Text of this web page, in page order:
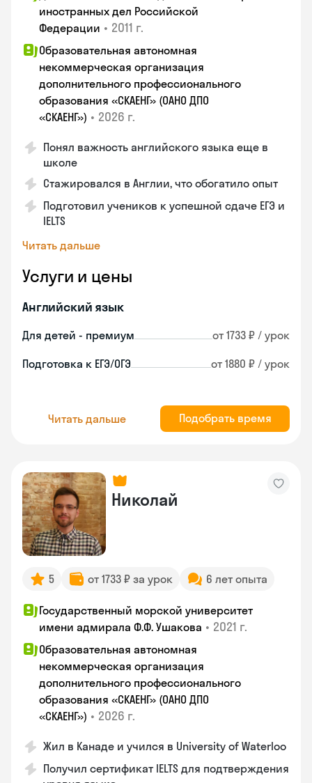
иностранных дел Российской
Федерации • 2011 г.
Образовательная автономная
некоммерческая организация
дополнительного профессионального
образования «СКАЕНГ» (ОАНО ДПО
«СКАЕНГ») • 2026 г.
Понял важность английского языка еще в
школе
Стажировался в Англии, что обогатило опыт
Подготовил учеников к успешной сдаче ЕГЭ и
IELTS
Читать дальше
Услуги и цены
Английский язык
Для детей - премиум от 1733 ₽ / урок
Подготовка к ЕГЭ/ОГЭ от 1880 ₽ / урок
Читать дальше Подобрать время
Николай
5 от 1733 ₽ за урок 6 лет опыта
Государственный морской университет
имени адмирала Ф.Ф. Ушакова • 2021 г.
Образовательная автономная
некоммерческая организация
дополнительного профессионального
образования «СКАЕНГ» (ОАНО ДПО
«СКАЕНГ») • 2026 г.
Жил в Канаде и учился в University of Waterloo
Получил сертификат IELTS для подтверждения